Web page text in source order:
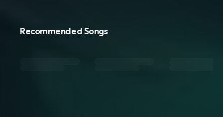
Recommended Songs